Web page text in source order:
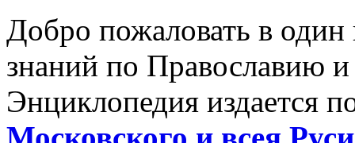
Добро пожаловать в
знаний по Православию
Энциклопедия издается